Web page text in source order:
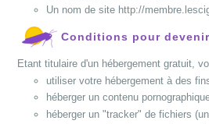
Un nom de site http://
Conditions pour
Etant titulaire d'un hébergement gratuit,
utiliser votre hébergement à des
héberger un contenu
héberger un "tracker" de fichiers